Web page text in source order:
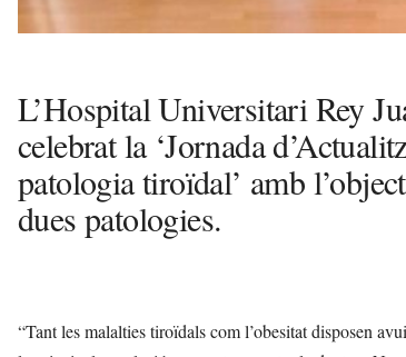
L’Hospital Universitari Rey
celebrat la ‘Jornada
patologia tiroïdal’ amb
dues patologies.
“Tant les malalties tiroïdals com l’obesitat disposen